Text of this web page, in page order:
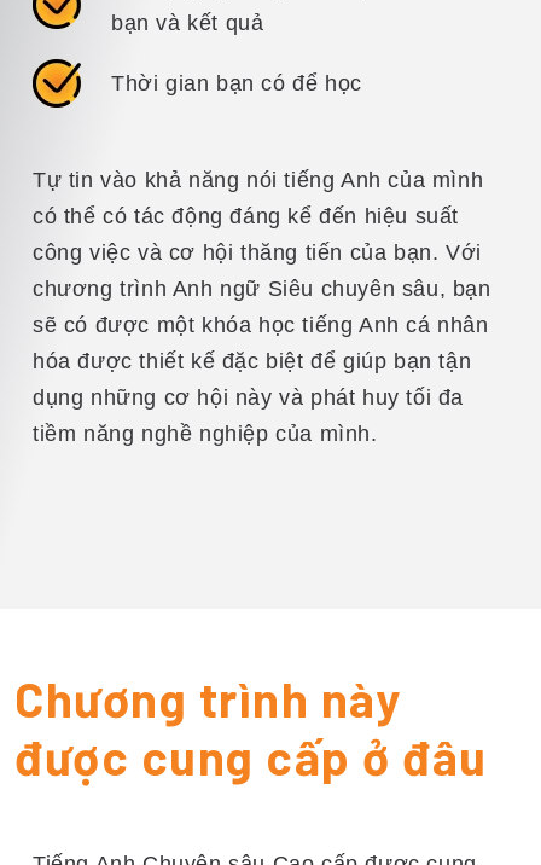
bạn và kết quả
Thời gian bạn có để học
Tự tin vào khả năng nói tiếng Anh của mình
có thể có tác động đáng kể đến hiệu suất
công việc và cơ hội thăng tiến của bạn. Với
chương trình Anh ngữ Siêu chuyên sâu, bạn
sẽ có được một khóa học tiếng Anh cá nhân
hóa được thiết kế đặc biệt để giúp bạn tận
dụng những cơ hội này và phát huy tối đa
tiềm năng nghề nghiệp của mình.
Chương trình này
được cung cấp ở đâu